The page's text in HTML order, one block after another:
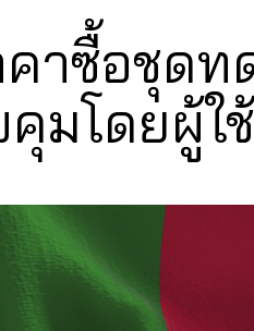
คาซื้อชุดท
มโดยผู้ใ